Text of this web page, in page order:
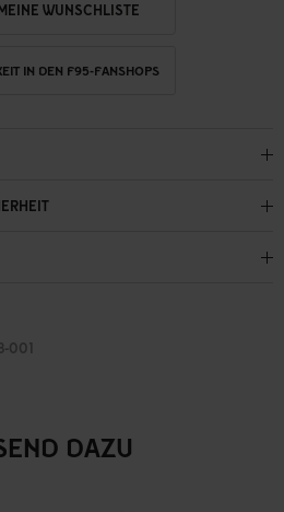
WUNSCHLISTE
IN DEN F95-FANSHOPS
001
DAZU